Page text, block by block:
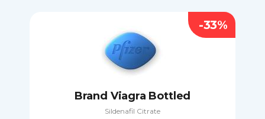
Brand Viagra Bottled
Sildenafil Citrate
-33%